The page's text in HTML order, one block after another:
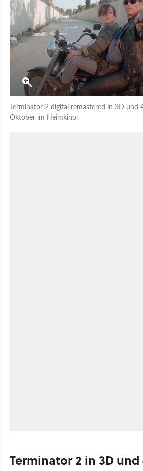
Terminator 2 digital remastered in 3D und
Oktober im Heimkino.
Terminator 2 in 3D und